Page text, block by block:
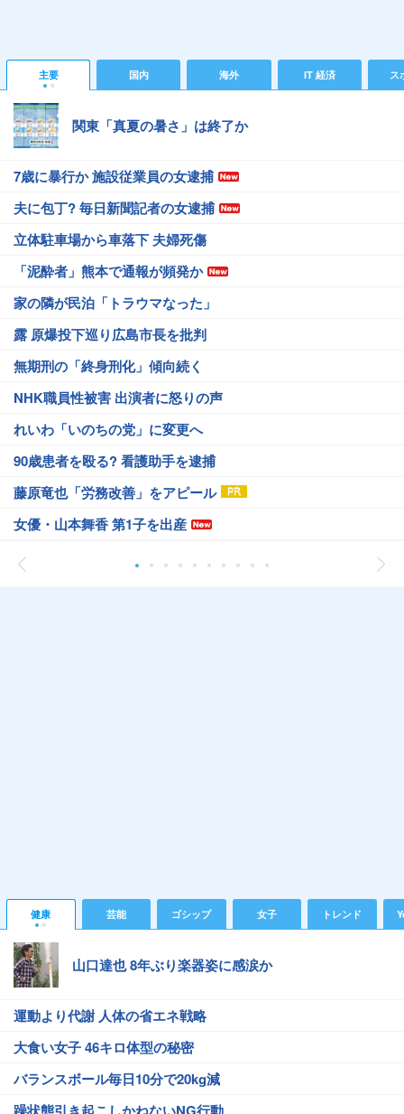
主要 国内 海外 IT 経済 ス
関東「真夏の暑さ」は終了か
7歳に暴行か 施設従業員の女逮捕
夫に包丁? 毎日新聞記者の女逮捕
立体駐車場から車落下 夫婦死傷
「泥酔者」熊本で通報が頻発か
家の隣が民泊「トラウマなった」
露 原爆投下巡り広島市長を批判
無期刑の「終身刑化」傾向続く
NHK職員性被害 出演者に怒りの声
れいわ「いのちの党」に変更へ
90歳患者を殴る? 看護助手を逮捕
藤原竜也「労務改善」をアピール
女優・山本舞香 第1子を出産
健康 芸能 ゴシップ 女子 トレンド
山口達也 8年ぶり楽器姿に感涙か
運動より代謝 人体の省エネ戦略
大食い女子 46キロ体型の秘密
バランスボール毎日10分で20kg減